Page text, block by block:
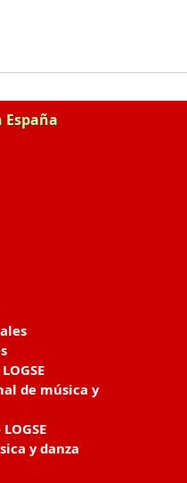
España
de música y
y danza